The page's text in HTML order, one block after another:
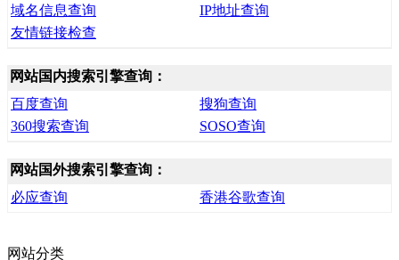
域名信息查询
IP地址查询
友情链接检查
网站国内搜索引擎查询：
百度查询
搜狗查询
360搜索查询
SOSO查询
网站国外搜索引擎查询：
必应查询
香港谷歌查询
网站分类